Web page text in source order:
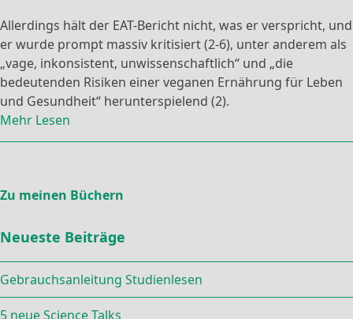
Allerdings hält der EAT-Bericht nicht, was er verspricht, und
er wurde prompt massiv kritisiert (2-6), unter anderem als
„vage, inkonsistent, unwissenschaftlich“ und „die
bedeutenden Risiken einer veganen Ernährung für Leben
und Gesundheit“ herunterspielend (2).
Mehr Lesen
Zu meinen Büchern
Neueste Beiträge
Gebrauchsanleitung Studienlesen
5 neue Science Talks